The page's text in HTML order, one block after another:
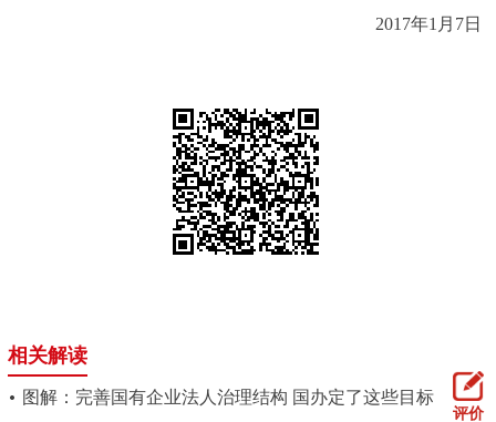
2017年1月7日
相关解读
图解：完善国有企业法人治理结构 国办定了这些目标
评价